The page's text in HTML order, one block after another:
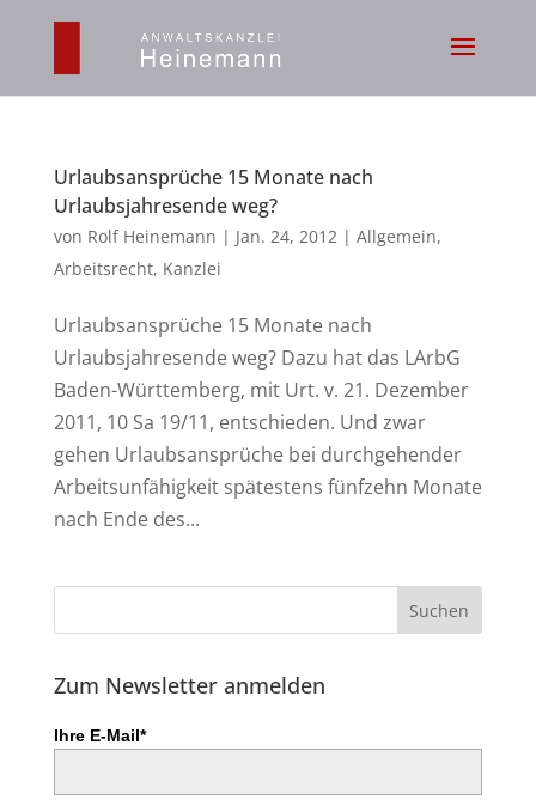
Urlaubsansprüche 15 Monate nach
Urlaubsjahresende weg?
von Rolf Heinemann | Jan. 24, 2012| Allgemein,
Arbeitsrecht, Kanzlei
Urlaubsansprüche 15 Monate nach
Urlaubsjahresende weg? Dazu hat das LArbG
Baden-Württemberg, mit Urt. v. 21. Dezember
2011, 10 Sa 19/11, entschieden. Und zwar
gehen Urlaubsansprüche bei durchgehender
Arbeitsunfähigkeit spätestens fünfzehn Monate
nach Ende des...
Zum Newsletter anmelden
Ihre E-Mail*